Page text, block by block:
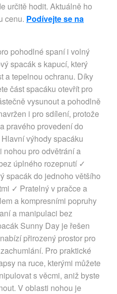
určitě hodit. Aktuálně ho
cenu. Podívejte se na
pohodlné spaní i volný
spacák s kapucí, který
a tepelnou ochranu. Díky
část spacáku otevřít pro
vysunout a pohodlně
i pro sdílení, protože
pravého provedení do
výhody spacáku
pro odvětrání a
úplného rozepnutí ✓
spacák do jednoho většího
✓ Pratelný v pračce a
a kompresními popruhy
a manipulaci bez
Sunny Day je řešen
přirozený prostor pro
Pro praktické
na ruce, kterými můžete
s věcmi, aniž byste
V oblasti nohou je